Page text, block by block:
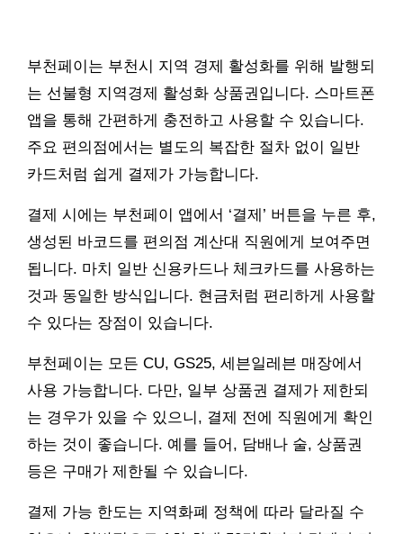
부천페이는 부천시 지역 경제 활성화를 위해 발행되
는 선불형 지역경제 활성화 상품권입니다. 스마트폰
앱을 통해 간편하게 충전하고 사용할 수 있습니다.
주요 편의점에서는 별도의 복잡한 절차 없이 일반
카드처럼 쉽게 결제가 가능합니다.
결제 시에는 부천페이 앱에서 ‘결제’ 버튼을 누른 후,
생성된 바코드를 편의점 계산대 직원에게 보여주면
됩니다. 마치 일반 신용카드나 체크카드를 사용하는
것과 동일한 방식입니다. 현금처럼 편리하게 사용할
수 있다는 장점이 있습니다.
부천페이는 모든 CU, GS25, 세븐일레븐 매장에서
사용 가능합니다. 다만, 일부 상품권 결제가 제한되
는 경우가 있을 수 있으니, 결제 전에 직원에게 확인
하는 것이 좋습니다. 예를 들어, 담배나 술, 상품권
등은 구매가 제한될 수 있습니다.
결제 가능 한도는 지역화폐 정책에 따라 달라질 수